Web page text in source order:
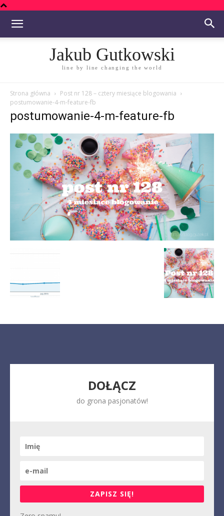
Jakub Gutkowski
line by line changing the world
Strona główna
Post nr 128 – cztery miesiące blogowania
postumowanie-4-m-feature-fb
postumowanie-4-m-feature-fb
DOŁĄCZ
do grona pasjonatów!
ZAPISZ SIĘ!